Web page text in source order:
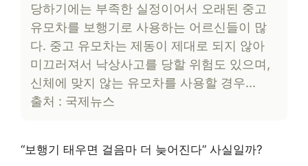
당하기에는 부족한 실정이어서 오래된 중고
유모차를 보행기로 사용하는 어르신들이 많
다. 중고 유모차는 제동이 제대로 되지 않아
미끄러져서 낙상사고를 당할 위험도 있으며,
신체에 맞지 않는 유모차를 사용할 경우…
출처 : 국제뉴스
“보행기 태우면 걸음마 더 늦어진다” 사실일까?